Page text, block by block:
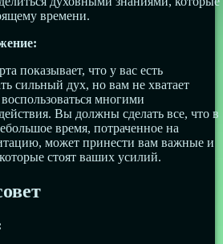
времени.
показывает, что у вас есть
сильный дух, но вам не хватает
многими
Вы должны сделать все, что в
время, потраченное на
может принести вам важные и
стоят ваших усилий.